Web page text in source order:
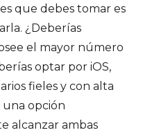
que debes tomar es
¿Deberías
el mayor número
optar por iOS,
fieles y con alta
una opción
alcanzar ambas